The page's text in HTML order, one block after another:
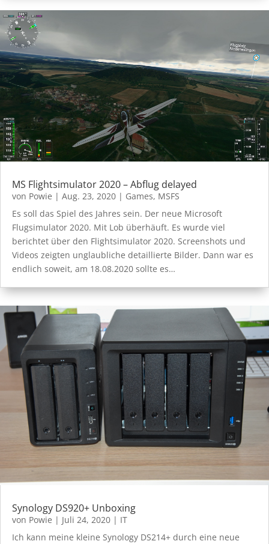
MS Flightsimulator 2020 – Abflug delayed
von Powie | Aug. 23, 2020 | Games, MSFS
Es soll das Spiel des Jahres sein. Der neue Microsoft
Flugsimulator 2020. Mit Lob überhäuft. Es wurde viel
berichtet über den Flightsimulator 2020. Screenshots und
Videos zeigten unglaubliche detaillierte Bilder. Dann war es
endlich soweit, am 18.08.2020 sollte es…
Synology DS920+ Unboxing
von Powie | Juli 24, 2020 | IT
Ich kann meine kleine Synology DS214+ durch eine neue